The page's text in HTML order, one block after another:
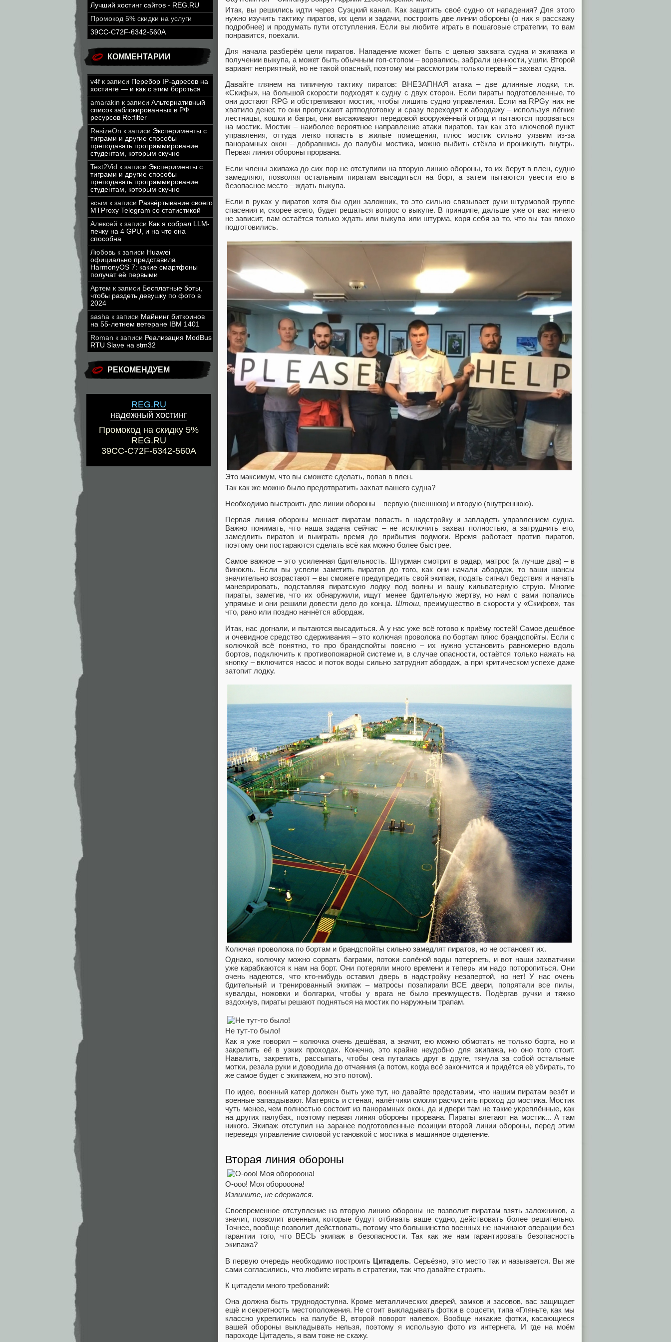
Лучший хостинг сайтов - REG.RU
Промокод 5% скидки на услуги
39CC-C72F-6342-560A
КОММЕНТАРИИ
v4f к записи Перебор IP-адресов на
хостинге — и как с этим бороться
amarakin к записи Альтернативный
список заблокированных в РФ
ресурсов Re:filter
ResizeOn к записи Эксперименты с
тиграми и другие способы
преподавать программирование
студентам, которым скучно
Text2Vid к записи Эксперименты с
тиграми и другие способы
преподавать программирование
студентам, которым скучно
всым к записи Развёртывание своего
MTProxy Telegram со статистикой
Алексей к записи Как я собрал LLM-
печку на 4 GPU, и на что она
способна
Любовь к записи Huawei
официально представила
HarmonyOS 7: какие смартфоны
получат её первыми
Артем к записи Бесплатные боты,
чтобы раздеть девушку по фото в
2024
sasha к записи Майнинг биткоинов
на 55-летнем ветеране IBM 1401
Roman к записи Реализация ModBus
RTU Slave на stm32
РЕКОМЕНДУЕМ
REG.RU
надежный хостинг
Промокод на скидку 5%
REG.RU
39CC-C72F-6342-560A
Итак, вы решились идти через Суэцкий канал. Как защитить своё судно от нападения? Для этого
нужно изучить тактику пиратов, их цели и задачи, построить две линии обороны (о них я расскажу
подробнее) и продумать пути отступления. Если вы любите играть в пошаговые стратегии, то вам
понравится, поехали.
Для начала разберём цели пиратов. Нападение может быть с целью захвата судна и экипажа и
получении выкупа, а может быть обычным гоп-стопом – ворвались, забрали ценности, ушли. Второй
вариант неприятный, но не такой опасный, поэтому мы рассмотрим только первый – захват судна.
Давайте глянем на типичную тактику пиратов: ВНЕЗАПНАЯ атака – две длинные лодки, т.н.
«Скифы», на большой скорости подходят к судну с двух сторон. Если пираты подготовленные, то
они достают RPG и обстреливают мостик, чтобы лишить судно управления. Если на RPGу них не
хватило денег, то они пропускают артподготовку и сразу переходят к абордажу – используя лёгкие
лестницы, кошки и багры, они высаживают передовой вооружённый отряд и пытаются прорваться
на мостик. Мостик – наиболее вероятное направление атаки пиратов, так как это ключевой пункт
управления, оттуда легко попасть в жилые помещения, плюс мостик сильно уязвим из-за
панорамных окон – добравшись до палубы мостика, можно выбить стёкла и проникнуть внутрь.
Первая линия обороны прорвана.
Если члены экипажа до сих пор не отступили на вторую линию обороны, то их берут в плен, судно
замедляют, позволяя остальным пиратам высадиться на борт, а затем пытаются увести его в
безопасное место – ждать выкупа.
Если в руках у пиратов хотя бы один заложник, то это сильно связывает руки штурмовой группе
спасения и, скорее всего, будет решаться вопрос о выкупе. В принципе, дальше уже от вас ничего
не зависит, вам остаётся только ждать или выкупа или штурма, коря себя за то, что вы так плохо
подготовились.
Это максимум, что вы сможете сделать, попав в плен.
Так как же можно было предотвратить захват вашего судна?
Необходимо выстроить две линии обороны – первую (внешнюю) и вторую (внутреннюю).
Первая линия обороны мешает пиратам попасть в надстройку и завладеть управлением судна.
Важно понимать, что наша задача сейчас – не исключить захват полностью, а затруднить его,
замедлить пиратов и выиграть время до прибытия подмоги. Время работает против пиратов,
поэтому они постараются сделать всё как можно более быстрее.
Самое важное – это усиленная бдительность. Штурман смотрит в радар, матрос (а лучше два) – в
бинокль. Если вы успели заметить пиратов до того, как они начали абордаж, то ваши шансы
значительно возрастают – вы сможете предупредить свой экипаж, подать сигнал бедствия и начать
маневрировать, подставляя пиратскую лодку под волны и вашу кильватерную струю. Многие
пираты, заметив, что их обнаружили, ищут менее бдительную жертву, но нам с вами попались
упрямые и они решили довести дело до конца. Штош, преимущество в скорости у «Скифов», так
что, рано или поздно начнётся абордаж.
Итак, нас догнали, и пытаются высадиться. А у нас уже всё готово к приёму гостей! Самое дешёвое
и очевидное средство сдерживания – это колючая проволока по бортам плюс брандспойты. Если с
колючкой всё понятно, то про брандспойты поясню – их нужно установить равномерно вдоль
бортов, подключить к противопожарной системе и, в случае опасности, остаётся только нажать на
кнопку – включится насос и поток воды сильно затруднит абордаж, а при критическом успехе даже
затопит лодку.
Колючая проволока по бортам и брандспойты сильно замедлят пиратов, но не остановят их.
Однако, колючку можно сорвать баграми, потоки солёной воды потерпеть, и вот наши захватчики
уже карабкаются к нам на борт. Они потеряли много времени и теперь им надо поторопиться. Они
очень надеются, что кто-нибудь оставил дверь в надстройку незапертой, но нет! У нас очень
бдительный и тренированный экипаж – матросы позапирали ВСЕ двери, попрятали все пилы,
кувалды, ножовки и болгарки, чтобы у врага не было преимуществ. Подёргав ручки и тяжко
вздохнув, пираты решают подняться на мостик по наружным трапам.
Не тут-то было!
Как я уже говорил – колючка очень дешёвая, а значит, ею можно обмотать не только борта, но и
закрепить её в узких проходах. Конечно, это крайне неудобно для экипажа, но оно того стоит.
Навалить, закрепить, рассыпать, чтобы она путалась друг в друге, тянула за собой остальные
мотки, резала руки и доводила до отчаяния (а потом, когда всё закончится и придётся её убирать, то
же самое будет с экипажем, но это потом).
По идее, военный катер должен быть уже тут, но давайте представим, что нашим пиратам везёт и
военные запаздывают. Матерясь и стеная, налётчики смогли расчистить проход до мостика. Мостик
чуть менее, чем полностью состоит из панорамных окон, да и двери там не такие укреплённые, как
на других палубах, поэтому первая линия обороны прорвана. Пираты влетают на мостик... А там
никого. Экипаж отступил на заранее подготовленные позиции второй линии обороны, перед этим
переведя управление силовой установкой с мостика в машинное отделение.
Вторая линия обороны
О-ооо! Моя оборооона!
Извините, не сдержался.
Своевременное отступление на вторую линию обороны не позволит пиратам взять заложников, а
значит, позволит военным, которые будут отбивать ваше судно, действовать более решительно.
Точнее, вообще позволит действовать, потому что большинство военных не начинают операции без
гарантии того, что ВЕСЬ экипаж в безопасности. Так как же нам гарантировать безопасность
экипажа?
В первую очередь необходимо построить Цитадель. Серьёзно, это место так и называется. Вы же
сами согласились, что любите играть в стратегии, так что давайте строить.
К цитадели много требований:
Она должна быть труднодоступна. Кроме металлических дверей, замков и засовов, вас защищает
ещё и секретность местоположения. Не стоит выкладывать фотки в соцсети, типа «Гляньте, как мы
классно укрепились на палубе В, второй поворот налево». Вообще никакие фотки, касающиеся
вашей обороны выкладывать нельзя, поэтому я использую фото из интернета. И где на моём
пароходе Цитадель, я вам тоже не скажу.